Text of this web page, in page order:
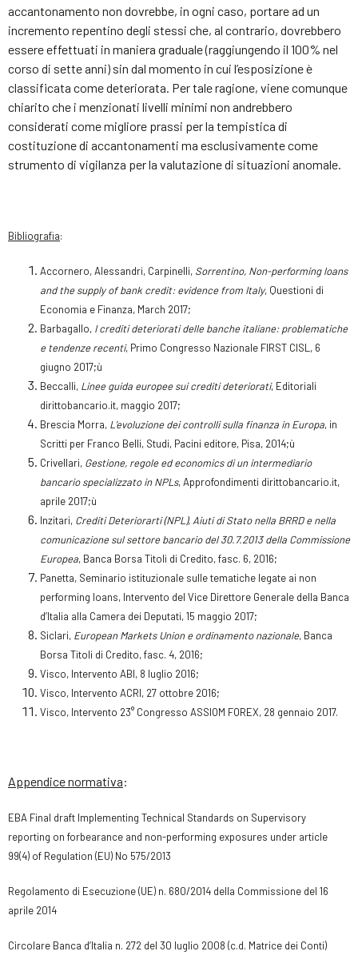
accantonamento non dovrebbe, in ogni caso, portare ad un
incremento repentino degli stessi che, al contrario, dovrebbero
essere effettuati in maniera graduale (raggiungendo il 100% nel
corso di sette anni) sin dal momento in cui l’esposizione è
classificata come deteriorata. Per tale ragione, viene comunque
chiarito che i menzionati livelli minimi non andrebbero
considerati come migliore prassi per la tempistica di
costituzione di accantonamenti ma esclusivamente come
strumento di vigilanza per la valutazione di situazioni anomale.
Bibliografia:
Accornero, Alessandri, Carpinelli, Sorrentino, Non-performing loans
and the supply of bank credit: evidence from Italy, Questioni di
Economia e Finanza, March 2017;
Barbagallo, I crediti deteriorati delle banche italiane: problematiche
e tendenze recenti, Primo Congresso Nazionale FIRST CISL, 6
giugno 2017;ù
Beccalli, Linee guida europee sui crediti deteriorati, Editoriali
dirittobancario.it, maggio 2017;
Brescia Morra, L’evoluzione dei controlli sulla finanza in Europa, in
Scritti per Franco Belli, Studi, Pacini editore, Pisa, 2014;ù
Crivellari, Gestione, regole ed economics di un intermediario
bancario specializzato in NPLs, Approfondimenti dirittobancario.it,
aprile 2017;ù
Inzitari, Crediti Deteriorarti (NPL), Aiuti di Stato nella BRRD e nella
comunicazione sul settore bancario del 30.7.2013 della Commissione
Europea, Banca Borsa Titoli di Credito, fasc. 6, 2016;
Panetta, Seminario istituzionale sulle tematiche legate ai non
performing loans, Intervento del Vice Direttore Generale della Banca
d’Italia alla Camera dei Deputati, 15 maggio 2017;
Siclari, European Markets Union e ordinamento nazionale, Banca
Borsa Titoli di Credito, fasc. 4, 2016;
Visco, Intervento ABI, 8 luglio 2016;
Visco, Intervento ACRI, 27 ottobre 2016;
Visco, Intervento 23° Congresso ASSIOM FOREX, 28 gennaio 2017.
Appendice normativa:
EBA Final draft Implementing Technical Standards on Supervisory
reporting on forbearance and non-performing exposures under article
99(4) of Regulation (EU) No 575/2013
Regolamento di Esecuzione (UE) n. 680/2014 della Commissione del 16
aprile 2014
Circolare Banca d’Italia n. 272 del 30 luglio 2008 (c.d. Matrice dei Conti)